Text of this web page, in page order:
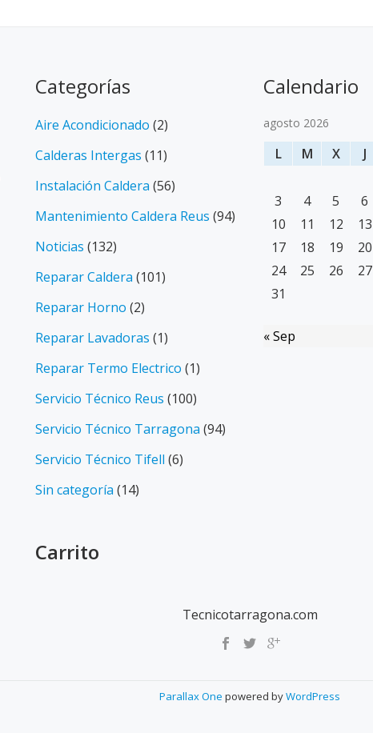
Categorías
Aire Acondicionado (2)
Calderas Intergas (11)
Instalación Caldera (56)
Mantenimiento Caldera Reus (94)
Noticias (132)
Reparar Caldera (101)
Reparar Horno (2)
Reparar Lavadoras (1)
Reparar Termo Electrico (1)
Servicio Técnico Reus (100)
Servicio Técnico Tarragona (94)
Servicio Técnico Tifell (6)
Sin categoría (14)
Carrito
Calendario
agosto 2026
L M X J
3
4 5 6
10
11 12 13
17
18 19 20
24
25 26 27
31
« Sep
Tecnicotarragona.com
Parallax One powered byWordPress